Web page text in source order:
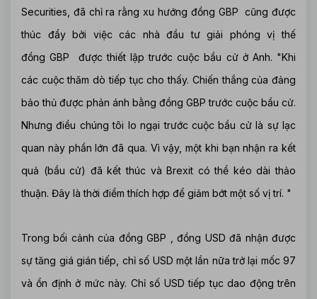
Securities, đã chỉ ra rằng xu hướng đồng GBP cũng được
thúc đẩy bởi việc các nhà đầu tư giải phóng vị thế
đồng GBP được thiết lập trước cuộc bầu cử ở Anh. "Khi
các cuộc thăm dò tiếp tục cho thấy. Chiến thắng của đảng
bảo thủ được phản ánh bằng đồng GBP trước cuộc bầu cử.
Nhưng điều chúng tôi lo ngại trước cuộc bầu cử là sự lạc
quan này phần lớn đã qua. Vì vậy, một khi bạn nhận ra kết
quả (bầu cử) đã kết thúc và Brexit có thể kéo dài thảo
thuận. Đây là thời điểm thích hợp để giảm bớt một số vị trí. "
Trong bối cảnh của đồng GBP , đồng USD đã nhận được
sự tăng giá gián tiếp, chỉ số USD một lần nữa trở lại mốc 97
và ổn định ở mức này. Chỉ số USD tiếp tục dao động trên